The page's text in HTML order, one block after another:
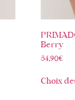
Berry
54,90€
Choix